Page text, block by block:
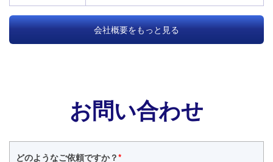
会社概要をもっと見る
お問い合わせ
どのようなご依頼ですか？*